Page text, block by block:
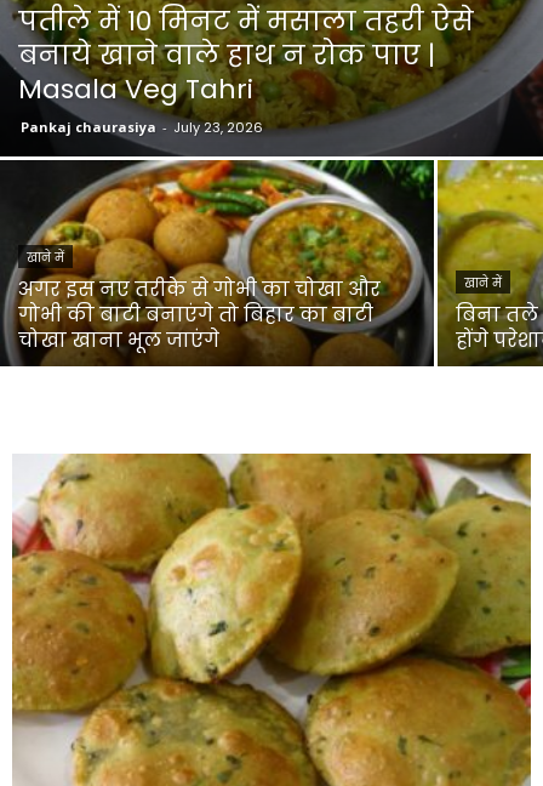
पतीले में 10 मिनट में मसाला तहरी ऐसे
बनाये खाने वाले हाथ न रोक पाए |
Masala Veg Tahri
Pankaj chaurasiya - July 23, 2026
खाने में
अगर इस नए तरीके से गोभी का चोखा और
गोभी की बाटी बनाएंगे तो बिहार का बाटी
चोखा खाना भूल जाएंगे
खाने में
बिना
होंगे